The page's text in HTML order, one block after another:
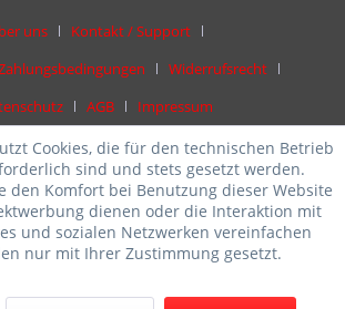
uns
Kontakt / Support
Widerrufsrecht
AGB Impressum
Cookies, die für den technischen Betrieb
sind und stets gesetzt werden.
den Komfort bei Benutzung dieser Website
dienen oder die Interaktion mit
und sozialen Netzwerken vereinfachen
nur mit Ihrer Zustimmung gesetzt.